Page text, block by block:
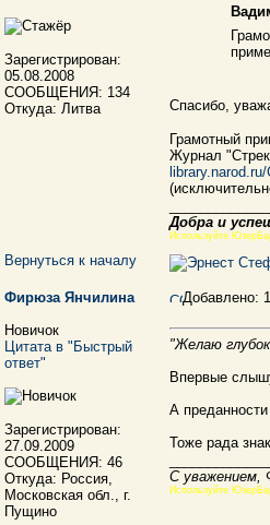
Зарегистрирован:
05.08.2008
СООБЩЕНИЯ: 134
Откуда: Литва
Спасибо,
Грамотный
Журнал
Добра и
Используйте
Вернуться к началу
Фирюза Янчилина
Новичок
Цитата в "Быстрый
ответ"
Зарегистрирован:
27.09.2009
СООБЩЕНИЯ: 46
Откуда: Россия,
Московская обл., г.
Пущино
Добавлено: 1
"Желаю
Впервые
А
Тоже рада
С уважением,
Используйте